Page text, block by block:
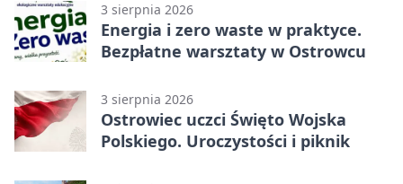
3 sierpnia 2026
Energia i zero waste w praktyce.
Bezpłatne warsztaty w Ostrowcu
3 sierpnia 2026
Ostrowiec uczci Święto Wojska
Polskiego. Uroczystości i piknik